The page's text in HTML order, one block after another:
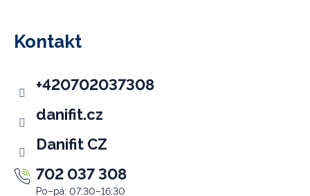
Kontakt
702 037 308
Danifit CZ
danifit.cz
+420702037308